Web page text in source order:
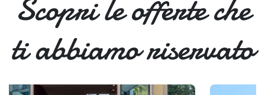
Scopri le offerte che
ti abbiamo riservato